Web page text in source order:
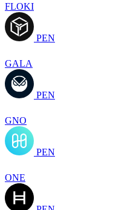
FLOKI
PEN
GALA
PEN
GNO
PEN
ONE